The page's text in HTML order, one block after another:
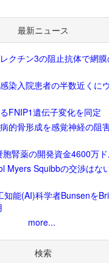
最新ニュース
クチン3の阻止抗体で網
染入院患者の半数近くに
FNIP1遺伝子変化を同定
的骨形成を感覚神経の阻
腎薬の開発資金4600万
Myers Squibbの交渉はな
知能(AI)科学者Bunsenを
more...
検索